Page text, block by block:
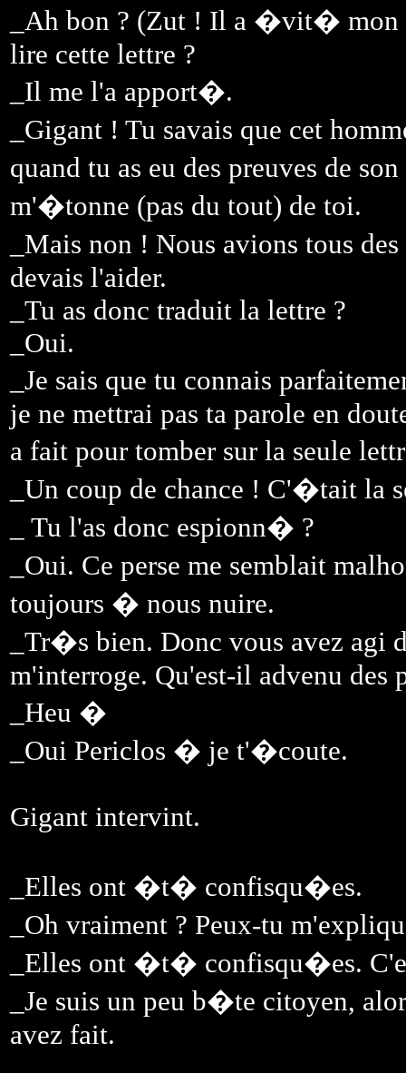
_Ah bon ? (Zut ! Il a �vit�
lire cette lettre ?
_Il me l'a apport�.
_Gigant ! Tu savais que cet
quand tu as eu des preuves de
m'�tonne (pas du tout) de toi.
_Mais non ! Nous avions tous
devais l'aider.
_Tu as donc traduit la lettre ?
_Oui.
_Je sais que tu connais
je ne mettrai pas ta parole en
a fait pour tomber sur la seule
_Un coup de chance ! C'�tait
_ Tu l'as donc espionn� ?
_Oui. Ce perse me semblait
toujours � nous nuire.
_Tr�s bien. Donc vous avez
m'interroge. Qu'est-il advenu des
_Heu �
_Oui Periclos � je t'�coute.
Gigant intervint.
_Elles ont �t� confisqu�es.
_Oh vraiment ? Peux-tu
_Elles ont �t� confisqu�es.
_Je suis un peu b�te citoyen,
avez fait.